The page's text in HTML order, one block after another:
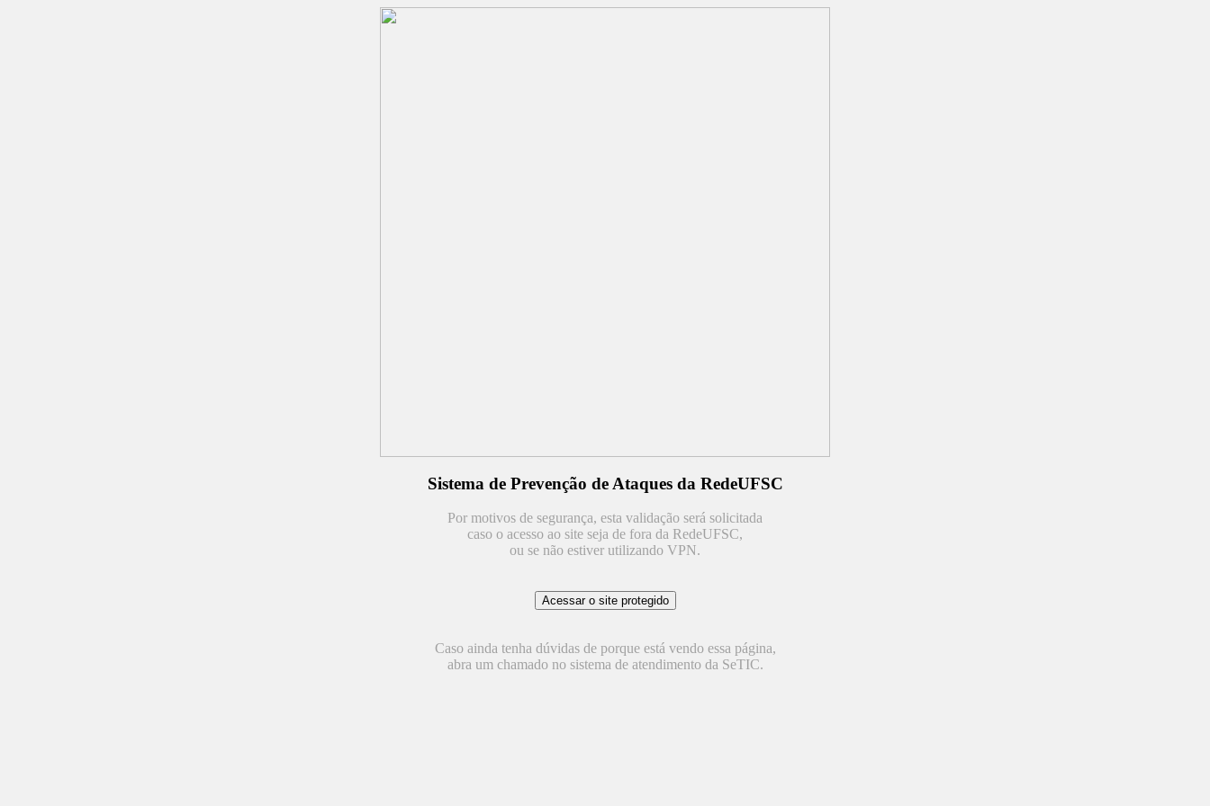
Sistema de Prevenção de Ataques da RedeUFSC
Por motivos de segurança, esta validação será solicitada
caso o acesso ao site seja de fora da RedeUFSC,
ou se não estiver utilizando VPN.
Caso ainda tenha dúvidas de porque está vendo essa página,
abra um chamado no sistema de atendimento da SeTIC.